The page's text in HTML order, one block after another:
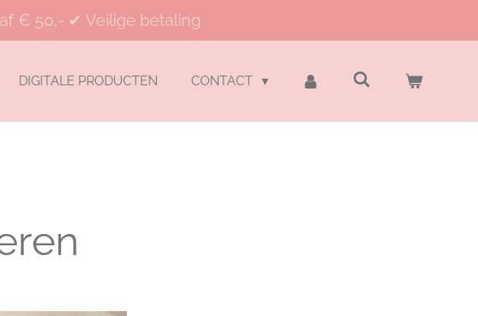
€ 50,- ✔ Veilige betaling
DIGITALE PRODUCTEN CONTACT